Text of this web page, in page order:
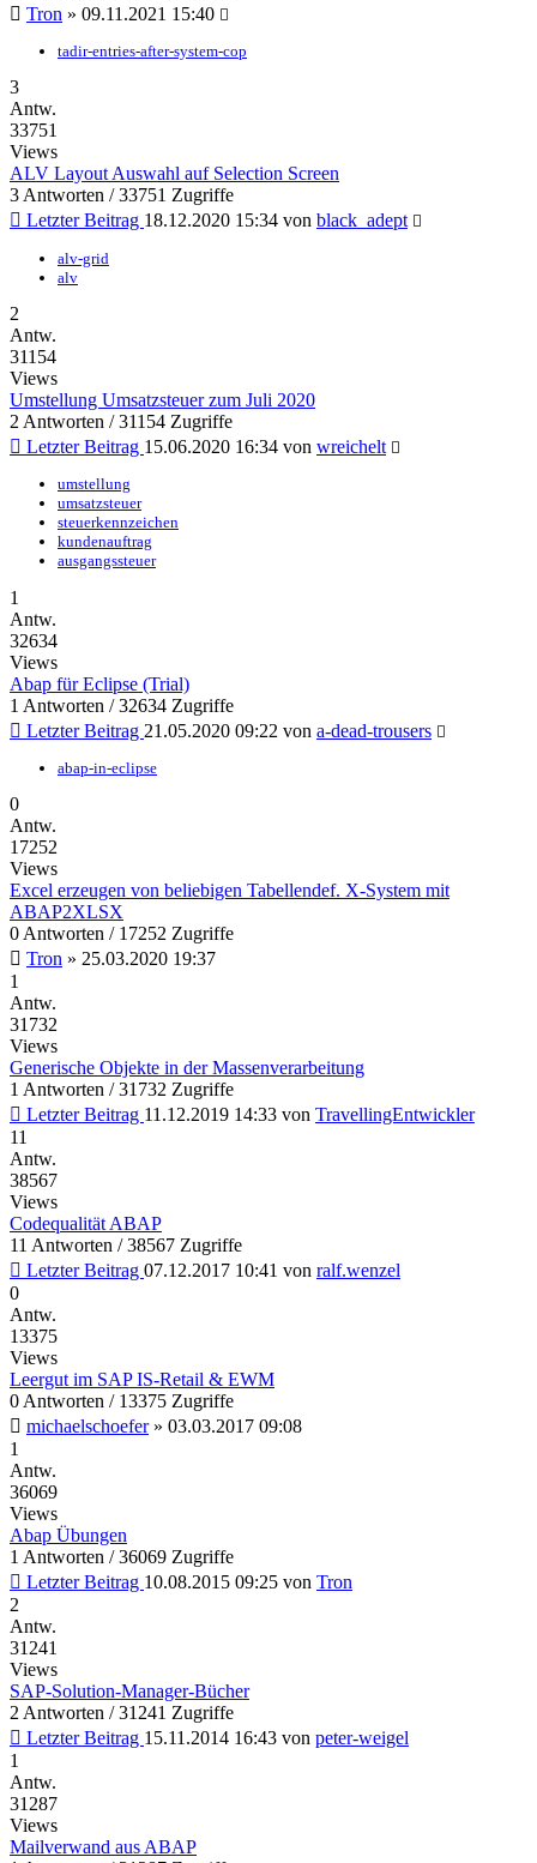
Tron » 09.11.2021 15:40
tadir-entries-after-system-cop
3
Antw.
33751
Views
ALV Layout Auswahl auf Selection Screen
3 Antworten / 33751 Zugriffe
Letzter Beitrag 18.12.2020 15:34 von black_adept
alv-grid
alv
2
Antw.
31154
Views
Umstellung Umsatzsteuer zum Juli 2020
2 Antworten / 31154 Zugriffe
Letzter Beitrag 15.06.2020 16:34 von wreichelt
umstellung
umsatzsteuer
steuerkennzeichen
kundenauftrag
ausgangssteuer
1
Antw.
32634
Views
Abap für Eclipse (Trial)
1 Antworten / 32634 Zugriffe
Letzter Beitrag 21.05.2020 09:22 von a-dead-trousers
abap-in-eclipse
0
Antw.
17252
Views
Excel erzeugen von beliebigen Tabellendef. X-System mit
ABAP2XLSX
0 Antworten / 17252 Zugriffe
Tron » 25.03.2020 19:37
1
Antw.
31732
Views
Generische Objekte in der Massenverarbeitung
1 Antworten / 31732 Zugriffe
Letzter Beitrag 11.12.2019 14:33 von TravellingEntwickler
11
Antw.
38567
Views
Codequalität ABAP
11 Antworten / 38567 Zugriffe
Letzter Beitrag 07.12.2017 10:41 von ralf.wenzel
0
Antw.
13375
Views
Leergut im SAP IS-Retail & EWM
0 Antworten / 13375 Zugriffe
michaelschoefer» 03.03.2017 09:08
1
Antw.
36069
Views
Abap Übungen
1 Antworten / 36069 Zugriffe
Letzter Beitrag 10.08.2015 09:25 von Tron
2
Antw.
31241
Views
SAP-Solution-Manager-Bücher
2 Antworten / 31241 Zugriffe
Letzter Beitrag 15.11.2014 16:43 von peter-weigel
1
Antw.
31287
Views
Mailverwand aus ABAP